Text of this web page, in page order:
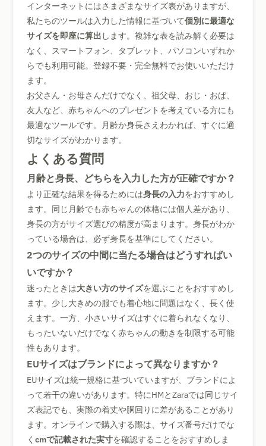
インターネットにはさまざまなサイズ表がありますが、
私たちのツールは入力した情報に基づいて個別に最適な
サイズを即座に算出 します。複雑な表を読み解く必要は
なく、スマートフォン、タブレット、パソコンいずれか
らでも利用可能。登録不要・完全無料でお使いいただけ
ます。
お父さん・お母さんだけでなく、祖父母、おじ・おば、
友人など、赤ちゃんへのプレゼントを考えている方にも
最適なツールです。月齢か身長さえわかれば、すぐに適
切なサイズがわかります。
よくある質問
月齢と身長、どちらを入力した方が正確ですか？
より正確な結果を得るためには身長の入力をおすすめし
ます。同じ月齢でも赤ちゃんの体格には個人差があり、
身長の方がサイズ選びの精度が高まります。身長がわか
っている場合は、必ず身長を基準にしてください。
2つのサイズの中間に当たる場合はどうすればい
いですか？
迷ったときは大きい方のサイズを選ぶことをおすすめし
ます。少し大きめの服でも着心地に問題はなく、長く使
えます。一方、小さいサイズはすぐに着られなくなり、
もったいないだけでなく赤ちゃんの動きを制限する可能
性もあります。
EUサイズはブランドによって異なりますか？
EUサイズは統一規格に基づいていますが、ブランドによ
って若干の違いがあります。特にHMとZaraでは同じサイ
ズ表記でも、実際の着丈や胴回りに差があることがあり
ます。オンラインで購入する際は、サイズ番号だけでな
く cmで記載された実寸を確認することをおすすめしま